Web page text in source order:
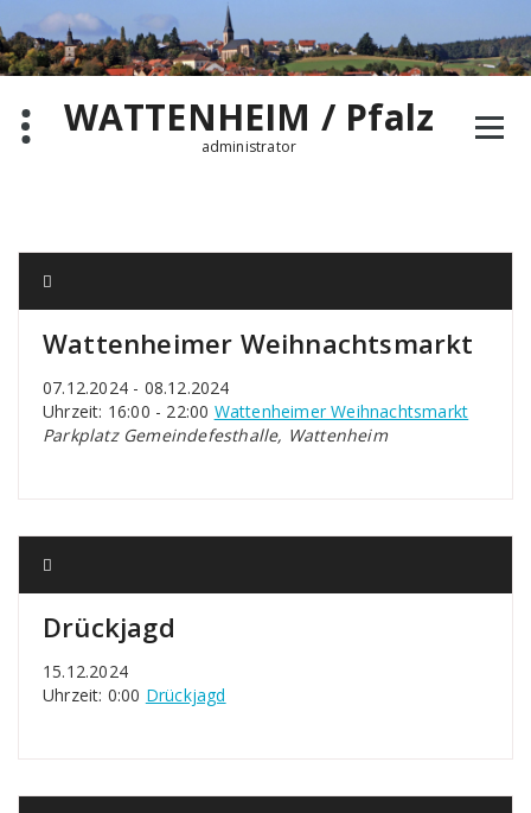
Inhalt
springen
WATTENHEIM / Pfalz
administrator
Wattenheimer Weihnachtsmarkt
07.12.2024 - 08.12.2024
Uhrzeit: 16:00 - 22:00 Wattenheimer Weihnachtsmarkt
Parkplatz Gemeindefesthalle, Wattenheim
Drückjagd
15.12.2024
Uhrzeit: 0:00 Drückjagd